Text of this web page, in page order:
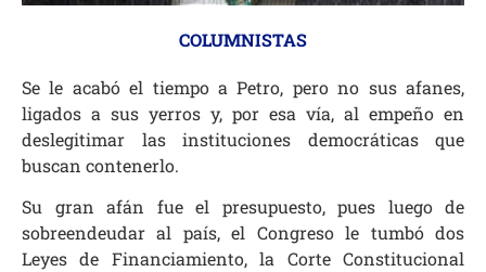
COLUMNISTAS
Se le acabó el tiempo a Petro, pero no sus afanes,
ligados a sus yerros y, por esa vía, al empeño en
deslegitimar las instituciones democráticas que
buscan contenerlo.
Su gran afán fue el presupuesto, pues luego de
sobreendeudar al país, el Congreso le tumbó dos
Leyes de Financiamiento, la Corte Constitucional